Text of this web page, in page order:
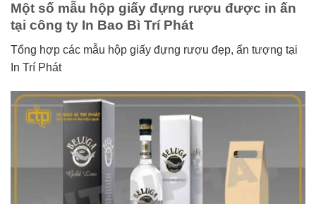
Một số mẫu hộp giấy đựng rượu được in ấn
tại công ty In Bao Bì Trí Phát
Tổng hợp các mẫu hộp giấy đựng rượu đẹp, ấn tượng tại
In Trí Phát